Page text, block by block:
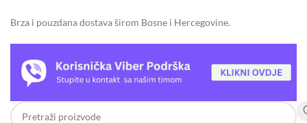
Brza i pouzdana dostava širom Bosne i Hercegovine.